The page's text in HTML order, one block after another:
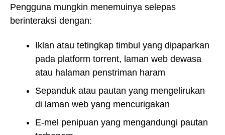
Pengguna mungkin menemuinya selepas
berinteraksi dengan:
Iklan atau tetingkap timbul yang dipaparkan
pada platform torrent, laman web dewasa
atau halaman penstriman haram
Sepanduk atau pautan yang mengelirukan
di laman web yang mencurigakan
E-mel penipuan yang mengandungi pautan